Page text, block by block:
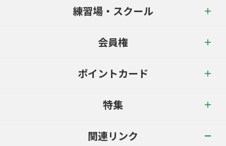
練習場・スクール
会員権
ポイントカード
特集
関連リンク